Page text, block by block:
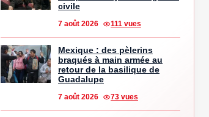
civile
7 août 2026 111 vues
Mexique : des pèlerins
braqués à main armée au
retour de la basilique de
Guadalupe
7 août 2026 73 vues